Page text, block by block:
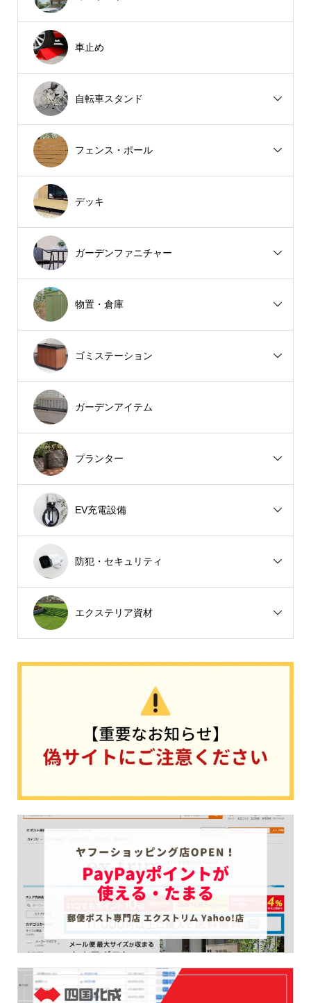
車止め
自転車スタンド
フェンス・ポール
デッキ
ガーデンファニチャー
物置・倉庫
ゴミステーション
ガーデンアイテム
プランター
EV充電設備
防犯・セキュリティ
エクステリア資材